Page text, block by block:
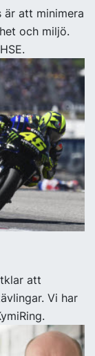
är att minimera
och miljö.
att
Vi har